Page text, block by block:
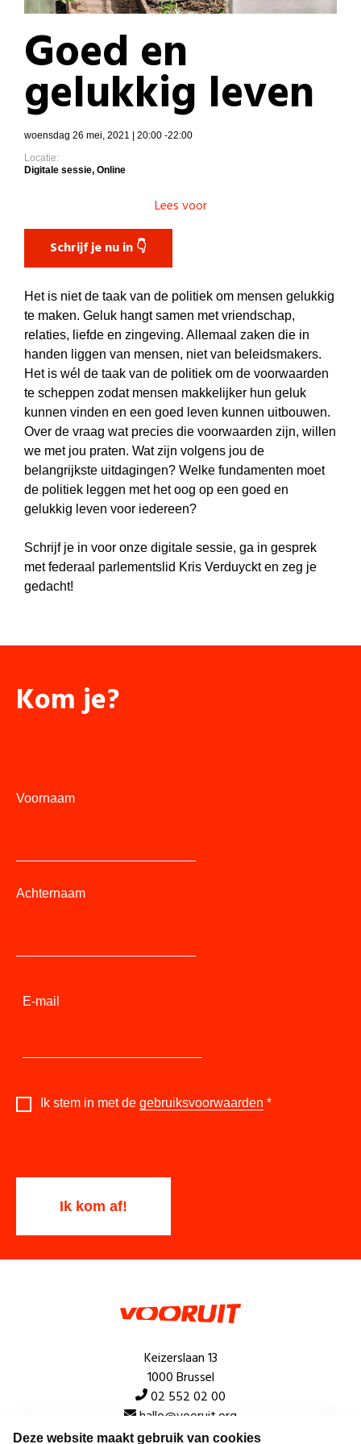
Deze website maakt gebruik van cookies
Goed en
gelukkig leven
woensdag 26 mei, 2021 | 20:00 -22:00
Locatie:
Digitale sessie, Online
Lees voor
Schrijf je nu in 👇
Het is niet de taak van de politiek om mensen gelukkig
te maken. Geluk hangt samen met vriendschap,
relaties, liefde en zingeving. Allemaal zaken die in
handen liggen van mensen, niet van beleidsmakers.
Het is wél de taak van de politiek om de voorwaarden
te scheppen zodat mensen makkelijker hun geluk
kunnen vinden en een goed leven kunnen uitbouwen.
Over de vraag wat precies die voorwaarden zijn, willen
we met jou praten. Wat zijn volgens jou de
belangrijkste uitdagingen? Welke fundamenten moet
de politiek leggen met het oog op een goed en
gelukkig leven voor iedereen?
Schrijf je in voor onze digitale sessie, ga in gesprek
met federaal parlementslid Kris Verduyckt en zeg je
gedacht!
Kom je?
Voornaam
Achternaam
E-mail
Ik stem in met de gebruiksvoorwaarden *
Keizerslaan 13
1000 Brussel
02 552 02 00
hallo@vooruit.org